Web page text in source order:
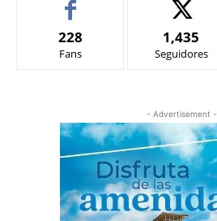
228
Fans
1,435
Seguidores
- Advertisement -